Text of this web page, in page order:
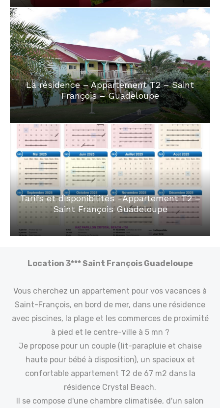
on
La résidence – Appartement T2 – Saint
François – Guadeloupe
Posted
on
Tarifs et disponibilités -Appartement T2 –
Saint François Guadeloupe
Posted
on
Location 3*** Saint François Guadeloupe
Vous cherchez un appartement pour vos vacances à
Saint-François, en bord de mer, dans une résidence
avec piscines, la plage et les commerces de proximité
à pied et le centre-ville à 5 mn ?
Je propose pour un couple (lit-parapluie et chaise
haute pour bébé à disposition), un spacieux et
confortable appartement T2 de 67 m2 dans la
résidence Crystal Beach.
Il se compose d'une chambre climatisée, d'un salon